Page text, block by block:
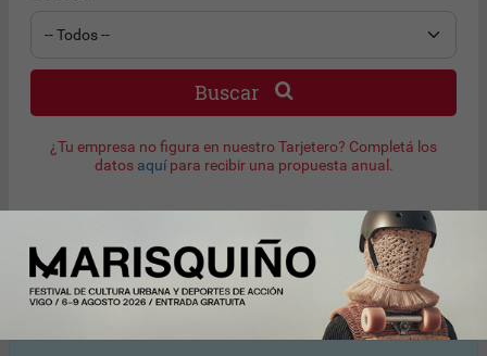
Buscar
¿Tu empresa no figura en nuestro Tarjetero? Completá los
datos aquípara recibir una propuesta anual.
Resultado de búsqueda